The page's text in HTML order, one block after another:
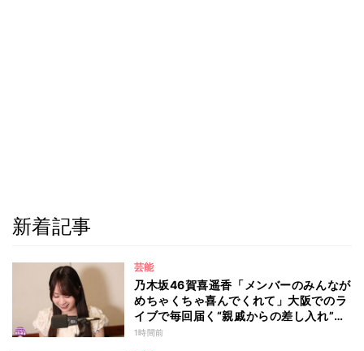
新着記事
芸能
乃木坂46賀喜遥香「メンバーのみんなが
めちゃくちゃ喜んでくれて」大阪でのラ
イブで毎回届く“親戚からの差し入れ”と
は？
1時間前